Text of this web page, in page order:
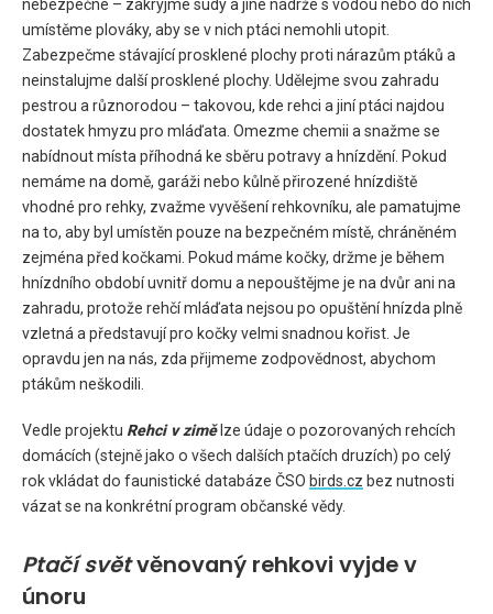
nebezpečné – zakryjme sudy a jiné nádrže s vodou nebo do nich
umístěme plováky, aby se v nich ptáci nemohli utopit.
Zabezpečme stávající prosklené plochy proti nárazům ptáků a
neinstalujme další prosklené plochy. Udělejme svou zahradu
pestrou a různorodou – takovou, kde rehci a jiní ptáci najdou
dostatek hmyzu pro mláďata. Omezme chemii a snažme se
nabídnout místa příhodná ke sběru potravy a hnízdění. Pokud
nemáme na domě, garáži nebo kůlně přirozené hnízdiště
vhodné pro rehky, zvažme vyvěšení rehkovníku, ale pamatujme
na to, aby byl umístěn pouze na bezpečném místě, chráněném
zejména před kočkami. Pokud máme kočky, držme je během
hnízdního období uvnitř domu a nepouštějme je na dvůr ani na
zahradu, protože rehčí mláďata nejsou po opuštění hnízda plně
vzletná a představují pro kočky velmi snadnou kořist. Je
opravdu jen na nás, zda přijmeme zodpovědnost, abychom
ptákům neškodili.
Vedle projektu Rehci v zimělze údaje o pozorovaných rehcích
domácích (stejně jako o všech dalších ptačích druzích) po celý
rok vkládat do faunistické databáze ČSO birds.cz bez nutnosti
vázat se na konkrétní program občanské vědy.
Ptačí světvěnovaný rehkovi vyjde v
únoru